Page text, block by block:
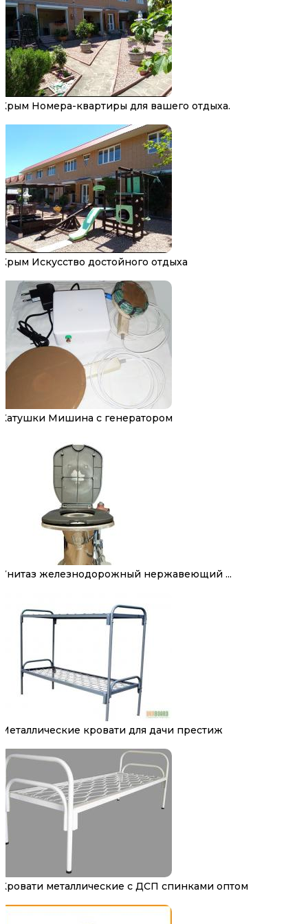
Крым Номера-квартиры для вашего отдыха.
Крым Искусство достойного отдыха
Катушки Мишина с генератором
Унитаз железнодорожный нержавеющий ...
Металлические кровати для дачи престиж
Кровати металлические с ДСП спинками оптом